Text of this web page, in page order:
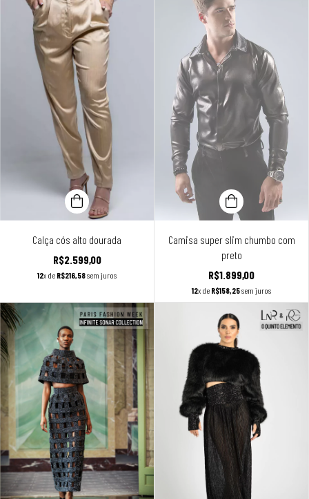
Calça cós alto dourada
R$2.599,00
12x de R$216,58sem juros
Camisa super slim chumbo com
preto
R$1.899,00
12x de R$158,25sem juros